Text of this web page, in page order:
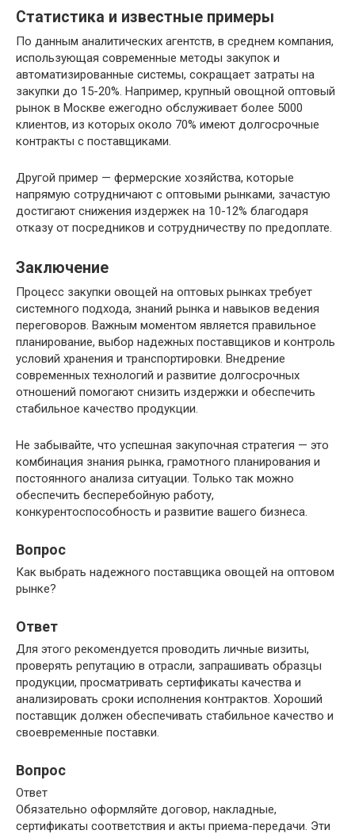
Статистика и известные примеры
По данным аналитических агентств, в среднем компания,
использующая современные методы закупок и
автоматизированные системы, сокращает затраты на
закупки до 15-20%. Например, крупный овощной оптовый
рынок в Москве ежегодно обслуживает более 5000
клиентов, из которых около 70% имеют долгосрочные
контракты с поставщиками.
Другой пример — фермерские хозяйства, которые
напрямую сотрудничают с оптовыми рынками, зачастую
достигают снижения издержек на 10-12% благодаря
отказу от посредников и сотрудничеству по предоплате.
Заключение
Процесс закупки овощей на оптовых рынках требует
системного подхода, знаний рынка и навыков ведения
переговоров. Важным моментом является правильное
планирование, выбор надежных поставщиков и контроль
условий хранения и транспортировки. Внедрение
современных технологий и развитие долгосрочных
отношений помогают снизить издержки и обеспечить
стабильное качество продукции.
Не забывайте, что успешная закупочная стратегия — это
комбинация знания рынка, грамотного планирования и
постоянного анализа ситуации. Только так можно
обеспечить бесперебойную работу,
конкурентоспособность и развитие вашего бизнеса.
Вопрос
Как выбрать надежного поставщика овощей на оптовом
рынке?
Ответ
Для этого рекомендуется проводить личные визиты,
проверять репутацию в отрасли, запрашивать образцы
продукции, просматривать сертификаты качества и
анализировать сроки исполнения контрактов. Хороший
поставщик должен обеспечивать стабильное качество и
своевременные поставки.
Вопрос
Ответ
Обязательно оформляйте договор, накладные,
сертификаты соответствия и акты приема-передачи. Эти